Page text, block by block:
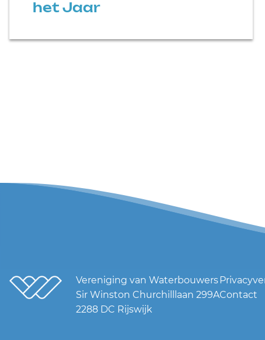
het Jaar
Vereniging van Waterbouwers
Sir Winston Churchilllaan 299A
2288 DC Rijswijk
Contact